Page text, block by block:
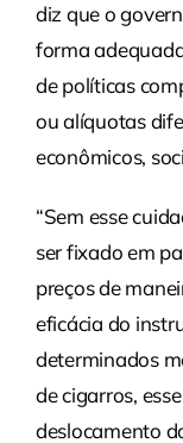
diz que o
forma
de políticas
ou alíquotas
econômicos,
“Sem esse
ser fixado em
preços de
eficácia do
determinados
de cigarros,
deslocamento